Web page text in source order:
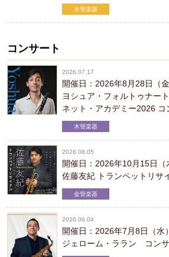
木管楽器
コンサート
2026.07.17
開催日：2026年8月28日（金
ヨシュア・フォルトゥナー
ネット・アカデミー2026 コ
木管楽器
2026.08.05
開催日：2026年10月15日（
佐藤友紀 トランペットリサ
金管楽器
2026.06.04
開催日：2026年7月8日（水
ジェローム・ララン コン